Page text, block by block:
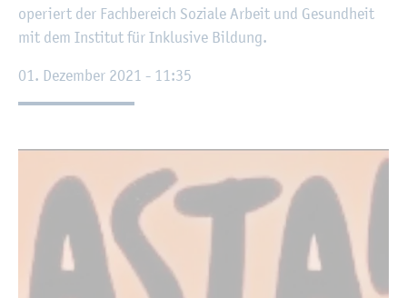
ope­riert der Fach­be­reich So­zia­le Ar­beit und Ge­sund­heit
mit dem In­sti­tut für In­klu­si­ve Bil­dung.
01. De­zem­ber 2021 - 11:35